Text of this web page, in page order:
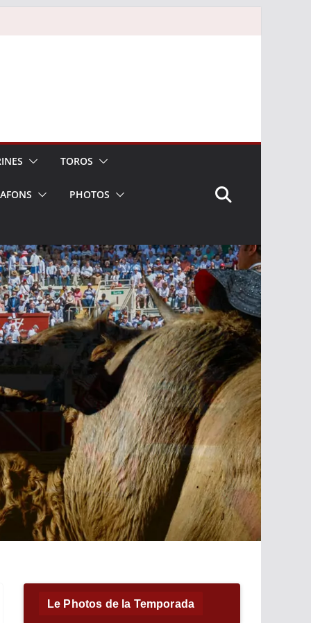
TOROS
PHOTOS
Le Photos de la Temporada